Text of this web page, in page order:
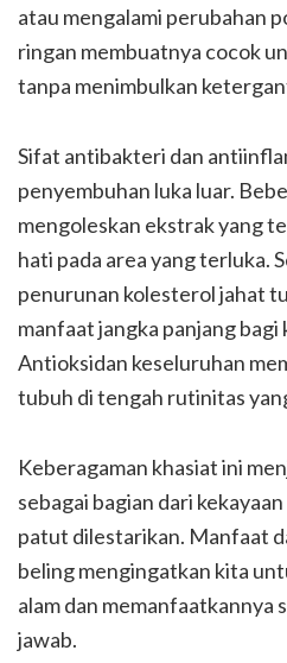
atau mengalami perubahan
ringan membuatnya cocok
tanpa menimbulkan
Sifat antibakteri dan
penyembuhan luka luar.
mengoleskan ekstrak yang
hati pada area yang terluka.
penurunan kolesterol jahat
manfaat jangka panjang
Antioksidan keseluruhan
tubuh di tengah rutinitas
Keberagaman khasiat ini
sebagai bagian dari
patut dilestarikan. Manfaat
beling mengingatkan kita
alam dan memanfaatkannya
jawab.